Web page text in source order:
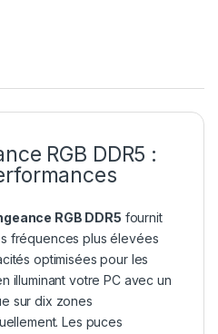
RGB DDR5 :
RGB DDR5 fournit
fréquences plus élevées
optimisées pour les
illuminant votre PC avec un
sur dix zones
Les puces